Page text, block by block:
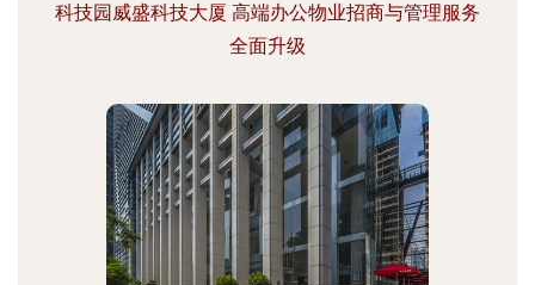
科技园威盛科技大厦 高端办公物业招商与管理服务
全面升级